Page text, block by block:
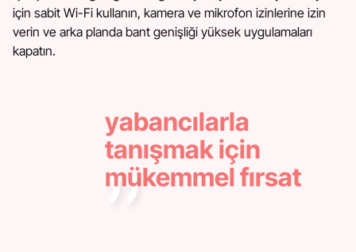
için sabit Wi-Fi kullanın, kamera ve mikrofon izinlerine izin
verin ve arka planda bant genişliği yüksek uygulamaları
kapatın.
yabancılarla
tanışmak için
mükemmel fırsat